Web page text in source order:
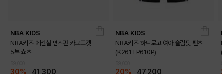
NBA KIDS
NBA키즈 에센셜 면스판 카고포켓
5부 쇼츠
30% 41,300
NBA KIDS
NBA키즈 하트로고 여아 슬림핏 팬츠
(K261TP610P)
20% 47,200